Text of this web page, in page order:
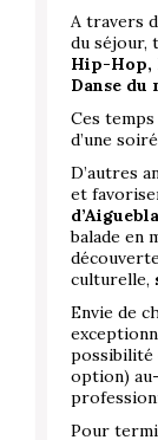
A travers
du séjour,
Hip-Hop,
Danse du
Ces
d’une
D’autres
et
balade en
culturelle,
Envie de
possibilité
option)
Pour